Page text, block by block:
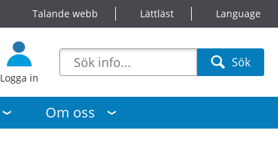
Talande webb Lättläst Language
Logga in
sökförslag Sök
Sök
Om oss